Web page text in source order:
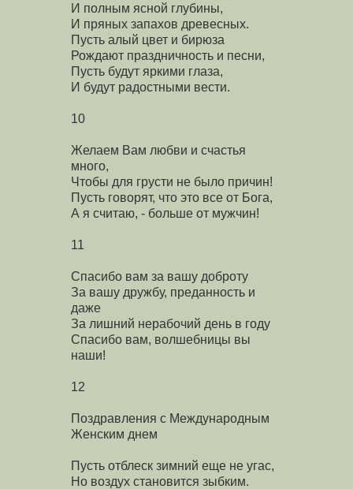
И полным ясной глубины,
И пряных запахов древесных.
Пусть алый цвет и бирюза
Рождают праздничность и песни,
Пусть будут яркими глаза,
И будут радостными вести.
10
Желаем Вам любви и счастья
много,
Чтобы для грусти не было причин!
Пусть говорят, что это все от Бога,
А я считаю, - больше от мужчин!
11
Спасибо вам за вашу доброту
За вашу дружбу, преданность и
даже
За лишний нерабочий день в году
Спасибо вам, волшебницы вы
наши!
12
Поздравления с Международным
Женским днем
Пусть отблеск зимний еще не угас,
Но воздух становится зыбким.